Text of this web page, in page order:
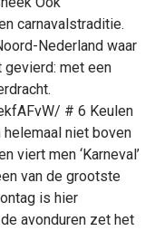
carnavalstraditie.
Nederland waar
gevierd: met een
# 6 Keulen
niet boven
viert men ‘Karneval’
van de grootste
is hier
avonduren zet het